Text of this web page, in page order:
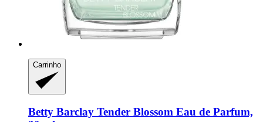
Carrinho
Betty Barclay Tender Blossom Eau de Parfum,